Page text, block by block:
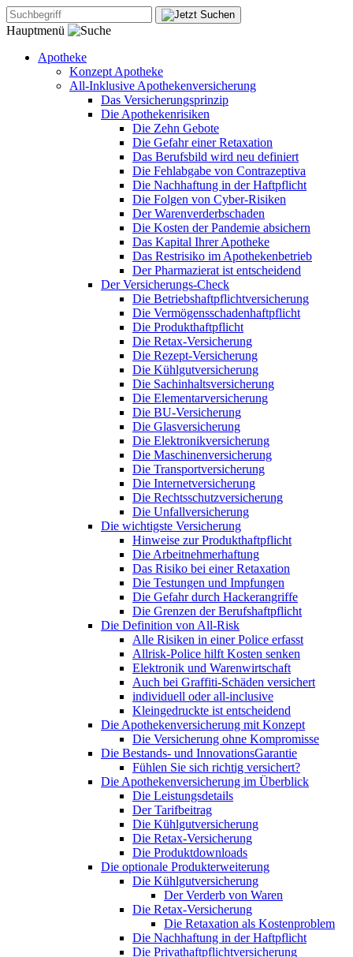
Hauptmenü
Apotheke
Konzept Apotheke
All-Inklusive Apothekenversicherung
Das Versicherungsprinzip
Die Apothekenrisiken
Die Zehn Gebote
Die Gefahr einer Retaxation
Das Berufsbild wird neu definiert
Die Fehlabgabe von Contrazeptiva
Die Nachhaftung in der Haftpflicht
Die Folgen von Cyber-Risiken
Der Warenverderbschaden
Die Kosten der Pandemie absichern
Das Kapital Ihrer Apotheke
Das Restrisiko im Apothekenbetrieb
Der Pharmazierat ist entscheidend
Der Versicherungs-Check
Die Betriebshaftpflichtversicherung
Die Vermögensschadenhaftpflicht
Die Produkthaftpflicht
Die Retax-Versicherung
Die Rezept-Versicherung
Die Kühlgutversicherung
Die Sachinhaltsversicherung
Die Elementarversicherung
Die BU-Versicherung
Die Glasversicherung
Die Elektronikversicherung
Die Maschinenversicherung
Die Transportversicherung
Die Internetversicherung
Die Rechtsschutzversicherung
Die Unfallversicherung
Die wichtigste Versicherung
Hinweise zur Produkthaftpflicht
Die Arbeitnehmerhaftung
Das Risiko bei einer Retaxation
Die Testungen und Impfungen
Die Gefahr durch Hackerangriffe
Die Grenzen der Berufshaftpflicht
Die Definition von All-Risk
Alle Risiken in einer Police erfasst
Allrisk-Police hilft Kosten senken
Elektronik und Warenwirtschaft
Auch bei Graffiti-Schäden versichert
individuell oder all-inclusive
Kleingedruckte ist entscheidend
Die Apothekenversicherung mit Konzept
Die Versicherung ohne Kompromisse
Die Bestands- und InnovationsGarantie
Fühlen Sie sich richtig versichert?
Die Apothekenversicherung im Überblick
Die Leistungsdetails
Der Tarifbeitrag
Die Kühlgutversicherung
Die Retax-Versicherung
Die Produktdownloads
Die optionale Produkterweiterung
Die Kühlgutversicherung
Der Verderb von Waren
Die Retax-Versicherung
Die Retaxation als Kostenproblem
Die Nachhaftung in der Haftpflicht
Die Privathaftpflichtversicherung